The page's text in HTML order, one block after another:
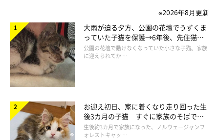
※2026年8月更新
大雨が迫る夕方、公園の花壇でうずくま
っていた子猫を保護→6年後、先住猫
と“姉妹”のような関係に
公園の花壇で動けなくなっていた小さな子猫。家族
に迎えられてか …
お迎え初日、家に着くなり走り回った生
後3カ月の子猫 すぐに家族のそばで落
ち着く姿に「迎えてよかった」
生後約3カ月で家族になった、ノルウェージャンフ
ォレストキャッ …